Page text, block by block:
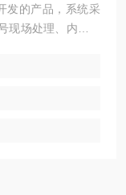
发的产品，系统采
现场处理、内置专
适合在无人值守变
时对GIS 绝缘异常
发展趋势，